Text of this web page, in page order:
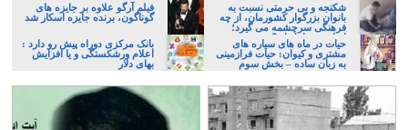
شکنجه و بی حرمتی نسبت به
بانوان بزرگوار کشورمان، از چه
فرهنگی سرچشمه می گیرد؛
ایرانی، و یا تازیان؟
فیلم آرگو علاوه بر جایزه های
گوناگون، برنده جایزه اسکار شد
حیات در ماه های سیاره های
مشتری و کیوان: حیات فرازمینی
به زبان ساده – بخش سوم
بانک مرکزی دوراه پیش رو دارد :
اعلام ورشکستگی و یا افزایش
بهای دلار